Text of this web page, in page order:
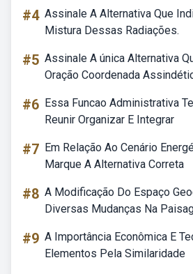
#4 Assinale A Alternativa Que
Mistura Dessas Radiações.
#5 Assinale A única Alternativa
Oração Coordenada
#6 Essa Funcao Administrativa
Reunir Organizar E Integrar
#7 Em Relação Ao Cenário
Marque A Alternativa Correta
#8 A Modificação Do Espaço
Diversas Mudanças Na
#9 A Importância Econômica E
Elementos Pela Similaridade